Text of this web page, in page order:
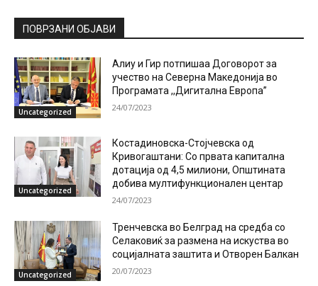
ПОВРЗАНИ ОБЈАВИ
Uncategorized
Алиу и Гир потпишаа Договорот за
учество на Северна Македонија во
Програмата ,,Дигитална Европа”
24/07/2023
Uncategorized
Костадиновска-Стојчевска од
Кривогаштани: Со првата капитална
дотација од 4,5 милиони, Општината
добива мултифункционален центар
24/07/2023
Uncategorized
Тренчевска во Белград на средба со
Селаковиќ за размена на искуства во
социјалната заштита и Отворен Балкан
20/07/2023